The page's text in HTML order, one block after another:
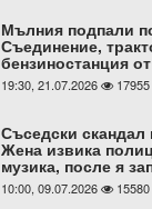
Мълния подпали
Съединение,
бензиностанция
19:30, 21.07.2026 17955
Съседски
Жена извика
музика, после я
10:00, 09.07.2026 15580